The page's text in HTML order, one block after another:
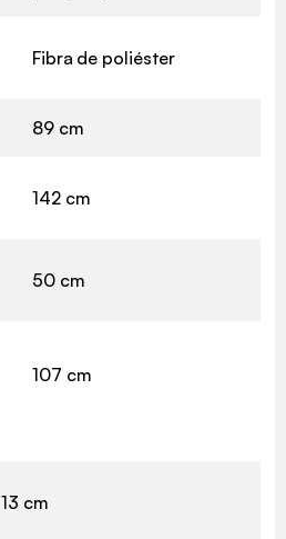
Fibra de poliéster
89 cm
142 cm
50 cm
107 cm
13 cm